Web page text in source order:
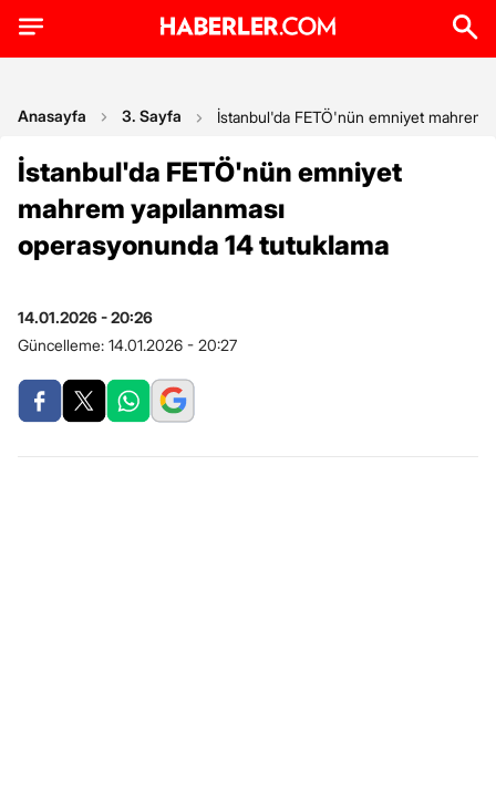
Anasayfa 3. Sayfa İstanbul'da FETÖ'nün emniyet mahrem
İstanbul'da FETÖ'nün emniyet
mahrem yapılanması
operasyonunda 14 tutuklama
14.01.2026 - 20:26
Güncelleme: 14.01.2026 - 20:27